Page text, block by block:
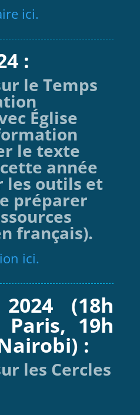
ici.
:
le Temps
Église
le texte
année
les outils et
préparer
français).
ici.
(18h
19h
:
les Cercles